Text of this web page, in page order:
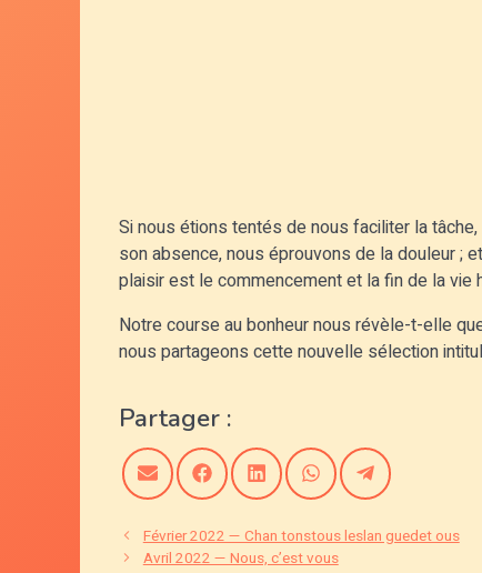
Si nous étions tentés de nous faciliter la
son absence, nous éprouvons de la douleur ;
plaisir est le commencement et la fin de la vie
Notre course au bonheur nous révèle-t-elle
nous partageons cette nouvelle sélection
Partager :
Share
on
Email
Share
on
Facebook
Share
on
LinkedIn
Share
on
WhatsApp
Share
on
Telegram
Février 2022 — Chan tonstous leslan guedet ous
Avril 2022 — Nous, c’est vous